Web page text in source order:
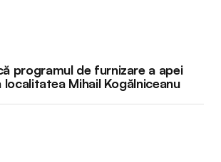
programul de furnizare a apei
localitatea Mihail Kogălniceanu